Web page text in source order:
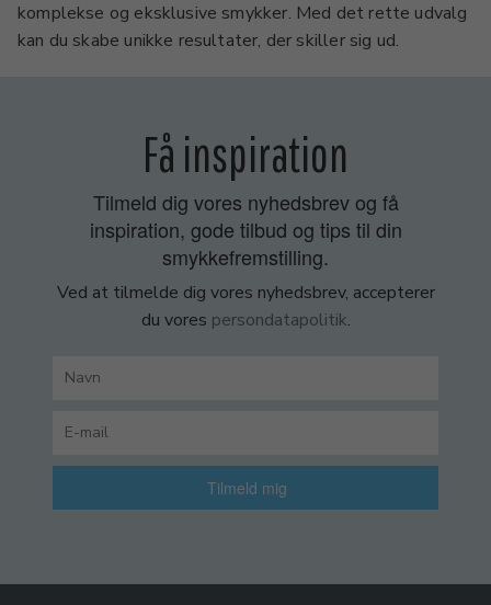
komplekse og eksklusive smykker. Med det rette udvalg
kan du skabe unikke resultater, der skiller sig ud.
Få inspiration
Tilmeld dig vores nyhedsbrev og få
inspiration, gode tilbud og tips til din
smykkefremstilling.
Ved at tilmelde dig vores nyhedsbrev, accepterer
du vores persondatapolitik.
Tilmeld mig